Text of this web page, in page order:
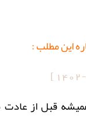
این مطلب :
]
و همیشه قبل از